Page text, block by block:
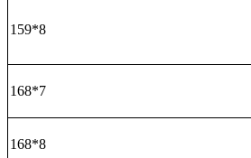
159*8
168*7
168*8